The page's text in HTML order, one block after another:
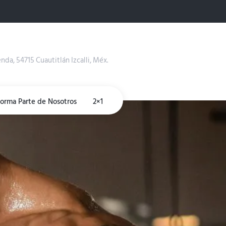
54715 Cuautitlán Izcalli, Méx.
Parte de Nosotros 2×1